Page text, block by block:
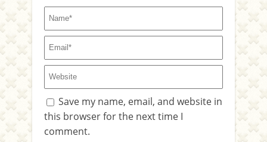
Save my name, email, and website in
this browser for the next time I
comment.